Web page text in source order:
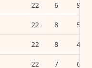
22 6 9
22 8 5
22 8 4
22 7 6